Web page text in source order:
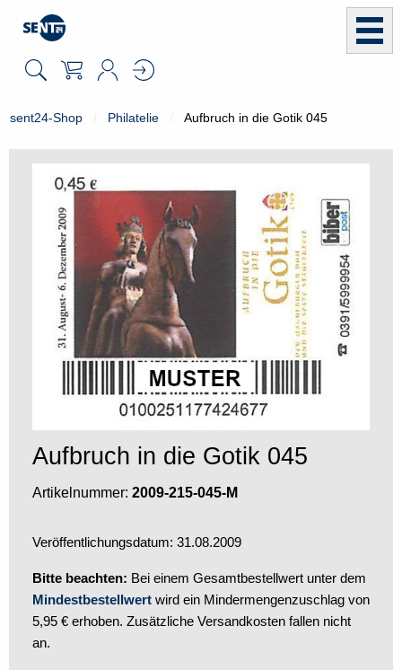
sent24-Shop Philatelie Aufbruch in die Gotik 045
Aufbruch in die Gotik 045
Artikelnummer: 2009-215-045-M
Veröffentlichungsdatum: 31.08.2009
Bitte beachten: Bei einem Gesamtbestellwert unter dem
Mindestbestellwert wird ein Mindermengenzuschlag von
5,95 € erhoben. Zusätzliche Versandkosten fallen nicht
an.